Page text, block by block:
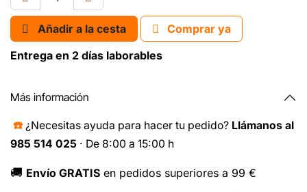
Añadir a la cesta
Comprar ya
Entrega en 2 días laborables
Más información
☎️ ¿Necesitas ayuda para hacer tu pedido? Llámanos al
985 514 025 · De 8:00 a 15:00 h
🚚 Envío GRATIS en pedidos superiores a 99 €